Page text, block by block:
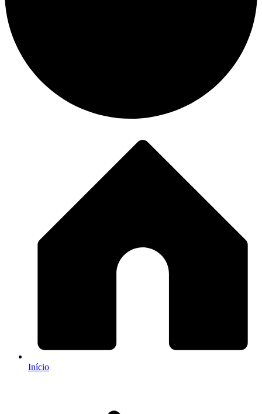
Início